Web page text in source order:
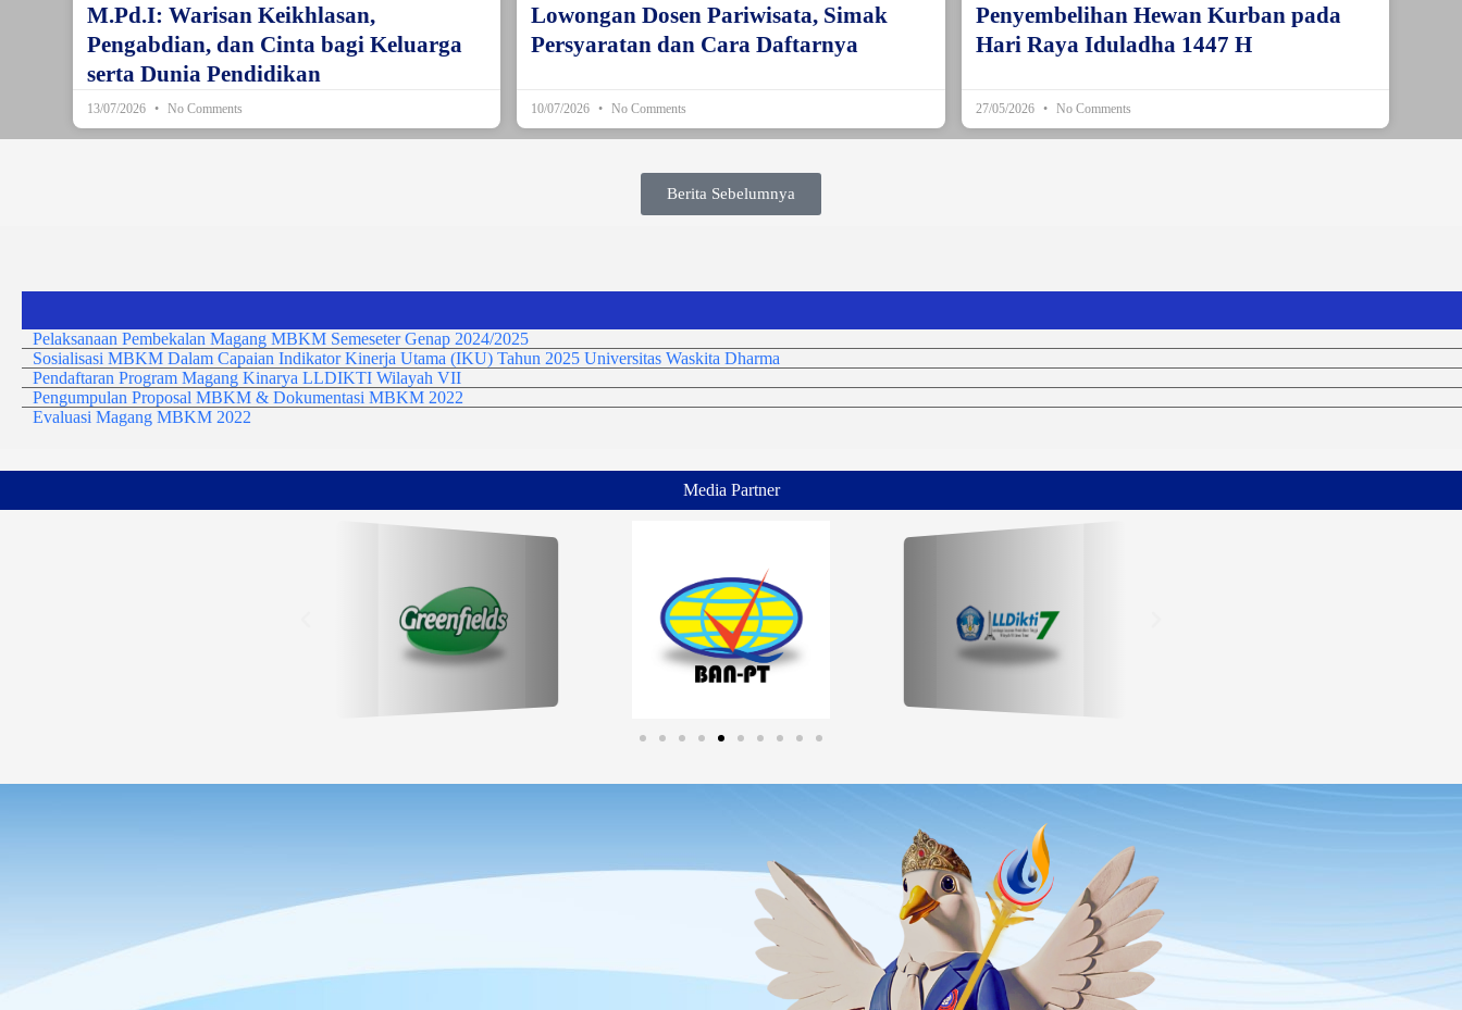
M.Pd.I: Warisan Keikhlasan,
Pengabdian, dan Cinta bagi Keluarga
serta Dunia Pendidikan
13/07/2026 No Comments
Lowongan Dosen Pariwisata, Simak
Persyaratan dan Cara Daftarnya
10/07/2026 No Comments
Penyembelihan Hewan Kurban pada
Hari Raya Iduladha 1447 H
27/05/2026 No Comments
Berita Sebelumnya
Pelaksanaan Pembekalan Magang MBKM Semeseter Genap 2024/2025
Sosialisasi MBKM Dalam Capaian Indikator Kinerja Utama (IKU) Tahun 2025 Universitas Waskita Dharma
Pendaftaran Program Magang Kinarya LLDIKTI Wilayah VII
Pengumpulan Proposal MBKM & Dokumentasi MBKM 2022
Evaluasi Magang MBKM 2022
Media Partner